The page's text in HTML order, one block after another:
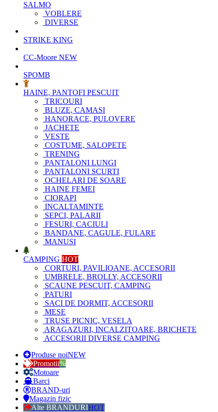
SALMO
VOBLERE
DIVERSE
STRIKE KING
CC-Moore NEW
SPOMB
HAINE, PANTOFI PESCUIT
TRICOURI
BLUZE, CAMASI
HANORACE, PULOVERE
JACHETE
VESTE
COSTUME, SALOPETE
TRENING
PANTALONI LUNGI
PANTALONI SCURTI
OCHELARI DE SOARE
HAINE FEMEI
CIORAPI
INCALTAMINTE
SEPCI, PALARII
FESURI, CACIULI
BANDANE, CAGULE, FULARE
MANUSI
CAMPING HOT
CORTURI, PAVILIOANE, ACCESORII
UMBRELE, BROLLY, ACCESORII
SCAUNE PESCUIT, CAMPING
PATURI
SACI DE DORMIT, ACCESORII
MESE
TRUSE PICNIC, VESELA
ARAGAZURI, INCALZITOARE, BRICHETE
ACCESORII DIVERSE CAMPING
Produse noiNEW
Promotii%
Motoare
Barci
BRAND-uri
Magazin fizic
Alte BRANDURIHOT